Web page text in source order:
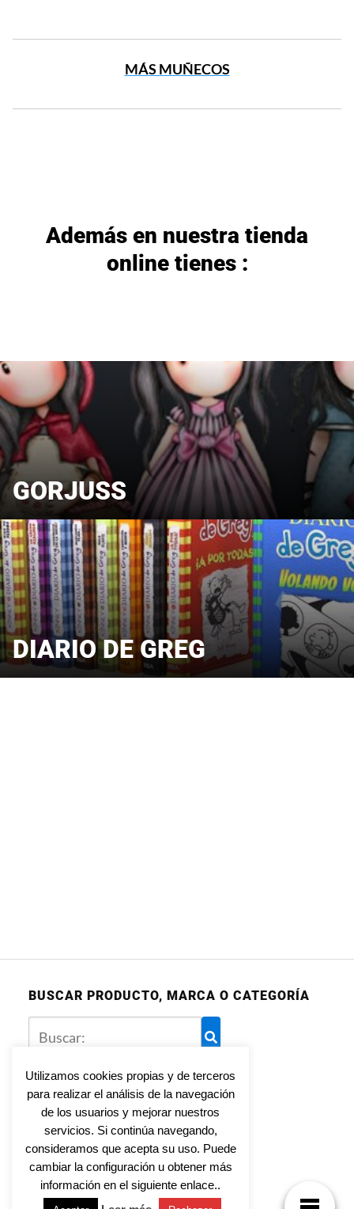
MÁS MUÑECOS
Además en nuestra tienda
online tienes :
GORJUSS
DIARIO DE GREG
BUSCAR PRODUCTO, MARCA O CATEGORÍA
Aviso legal
Política de privacidad
Política de cookies
Utilizamos cookies propias y de terceros
para realizar el análisis de la navegación
de los usuarios y mejorar nuestros
servicios. Si continúa navegando,
consideramos que acepta su uso. Puede
cambiar la configuración u obtener más
información en el siguiente enlace..